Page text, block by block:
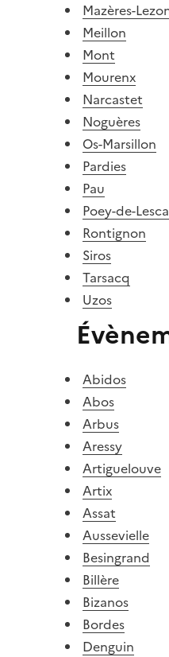
Mazères-
Meillon
Mont
Mourenx
Narcastet
Noguères
Os-Marsillon
Pardies
Pau
Poey-de-
Rontignon
Siros
Tarsacq
Uzos
Abidos
Abos
Arbus
Aressy
Artiguelouve
Artix
Assat
Aussevielle
Besingrand
Billère
Bizanos
Bordes
Denguin